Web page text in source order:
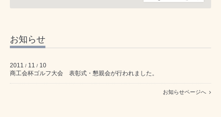
お知らせ
2011 / 11 / 10
商工会杯ゴルフ大会 表彰式・懇親会が行われました。
お知らせページへ